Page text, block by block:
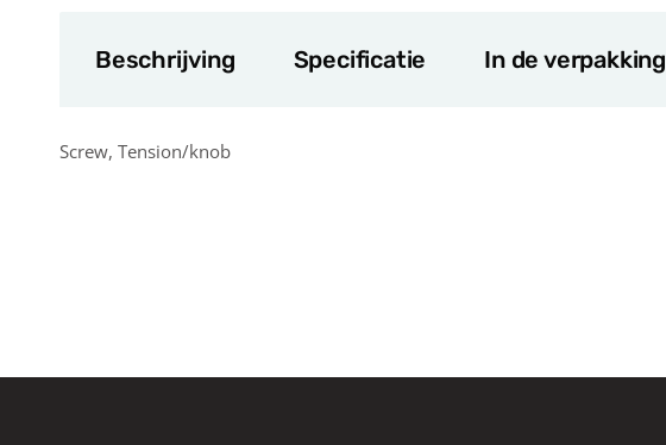
Beschrijving Specificatie In de verpakking
Screw, Tension/knob